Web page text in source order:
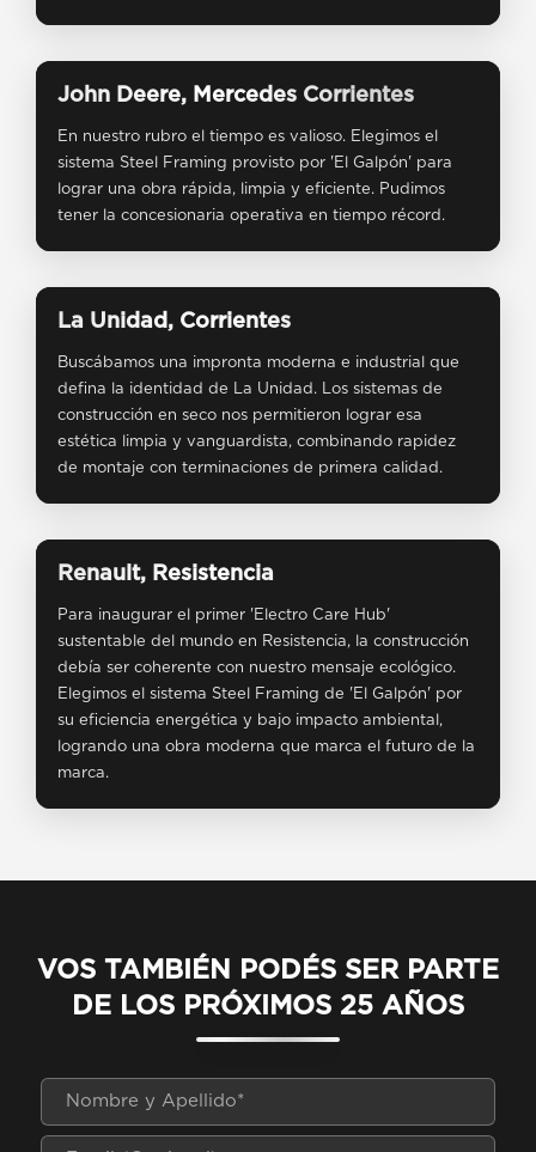
❮ ❯
John Deere, Mercedes Corrientes
En nuestro rubro el tiempo es valioso. Elegimos el
sistema Steel Framing provisto por 'El Galpón' para
lograr una obra rápida, limpia y eficiente. Pudimos
tener la concesionaria operativa en tiempo récord.
❮ ❯
La Unidad, Corrientes
Buscábamos una impronta moderna e industrial que
defina la identidad de La Unidad. Los sistemas de
construcción en seco nos permitieron lograr esa
estética limpia y vanguardista, combinando rapidez
de montaje con terminaciones de primera calidad.
Renault, Resistencia
Para inaugurar el primer 'Electro Care Hub'
sustentable del mundo en Resistencia, la construcción
debía ser coherente con nuestro mensaje ecológico.
Elegimos el sistema Steel Framing de 'El Galpón' por
su eficiencia energética y bajo impacto ambiental,
logrando una obra moderna que marca el futuro de la
marca.
VOS TAMBIÉN PODÉS SER PARTE
DE LOS PRÓXIMOS 25 AÑOS